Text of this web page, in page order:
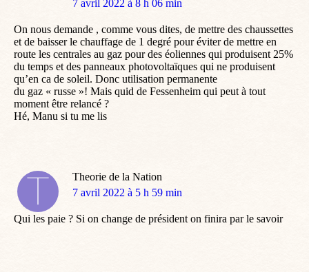
dit
7 avril 2022 à 8 h 06 min
On nous demande , comme vous dites, de mettre des chaussettes
et de baisser le chauffage de 1 degré pour éviter de mettre en
route les centrales au gaz pour des éoliennes qui produisent 25%
du temps et des panneaux photovoltaïques qui ne produisent
qu’en ca de soleil. Donc utilisation permanente
du gaz « russe »! Mais quid de Fessenheim qui peut à tout
moment être relancé ?
Hé, Manu si tu me lis
Theorie de la Nation
dit
7 avril 2022 à 5 h 59 min
Qui les paie ? Si on change de président on finira par le savoir